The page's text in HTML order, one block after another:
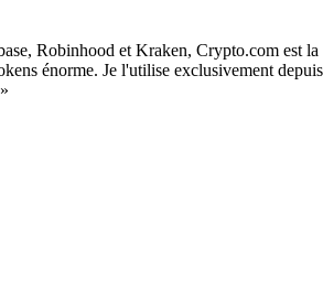
Robinhood et Kraken, Crypto.com est la
énorme. Je l'utilise exclusivement depuis